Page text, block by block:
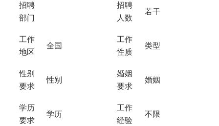
招聘
部门
招聘
人数
若干
工作
地区
全国
工作
性质
类型
性别
要求
性别
婚姻
要求
婚姻
学历
要求
学历
工作
经验
不限